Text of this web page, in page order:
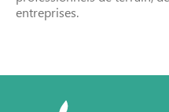
entreprises.